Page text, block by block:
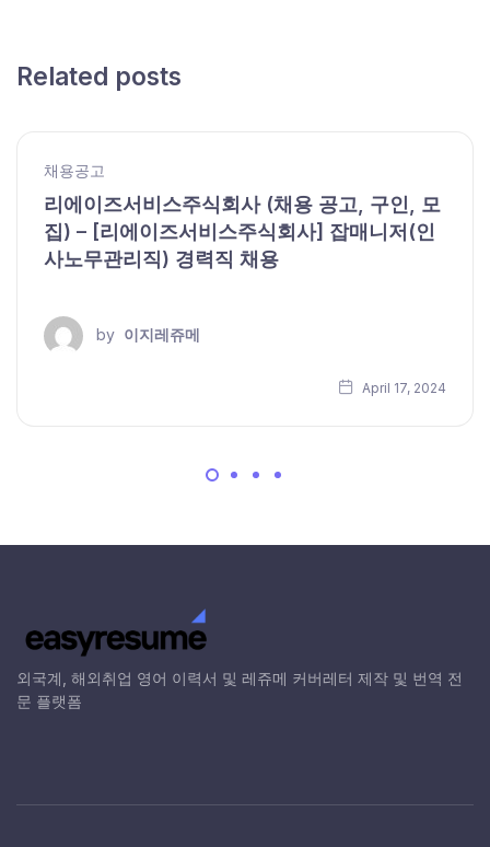
Related posts
채용공고
리에이즈서비스주식회사 (채용 공고, 구인, 모
집) – [리에이즈서비스주식회사] 잡매니저(인
사노무관리직) 경력직 채용
by 이지레쥬메
April 17, 2024
외국계, 해외취업 영어 이력서 및 레쥬메 커버레터 제작 및 번역 전
문 플랫폼